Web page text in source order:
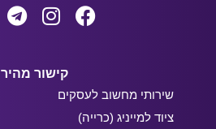
קישור מהיר
שירותי מחשוב לעסקים
ציוד למייניג (כרייה)